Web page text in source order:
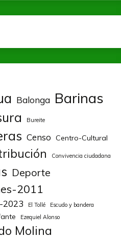
Balonga Barinas
Bureite
Censo Centro-Cultural
Convivencia ciudadana
Deporte
2011
2023 El Tollé Escudo y bandera
Ezequiel Alonso
Molina